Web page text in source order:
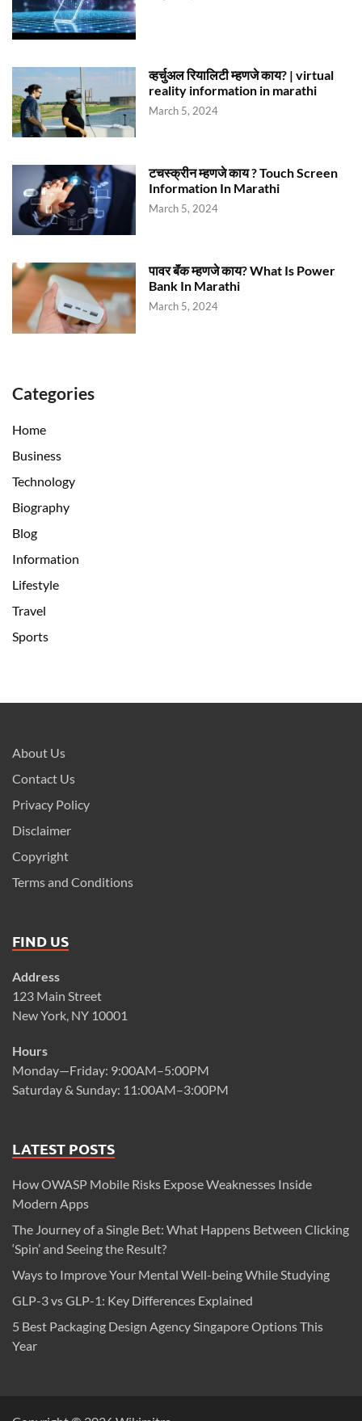
व्हर्चुअल रियालिटी म्हणजे काय? | virtual
reality information in marathi
March 5, 2024
टचस्क्रीन म्हणजे काय ? Touch Screen
Information In Marathi
March 5, 2024
पावर बॅंक म्हणजे काय? What Is Power
Bank In Marathi
March 5, 2024
Categories
Home
Business
Technology
Biography
Blog
Information
Lifestyle
Travel
Sports
About Us
Contact Us
Privacy Policy
Disclaimer
Copyright
Terms and Conditions
FIND US
Address
123 Main Street
New York, NY 10001
Hours
Monday—Friday: 9:00AM–5:00PM
Saturday & Sunday: 11:00AM–3:00PM
LATEST POSTS
How OWASP Mobile Risks Expose Weaknesses Inside
Modern Apps
The Journey of a Single Bet: What Happens Between Clicking
‘Spin’ and Seeing the Result?
Ways to Improve Your Mental Well-being While Studying
GLP-3 vs GLP-1: Key Differences Explained
5 Best Packaging Design Agency Singapore Options This
Year